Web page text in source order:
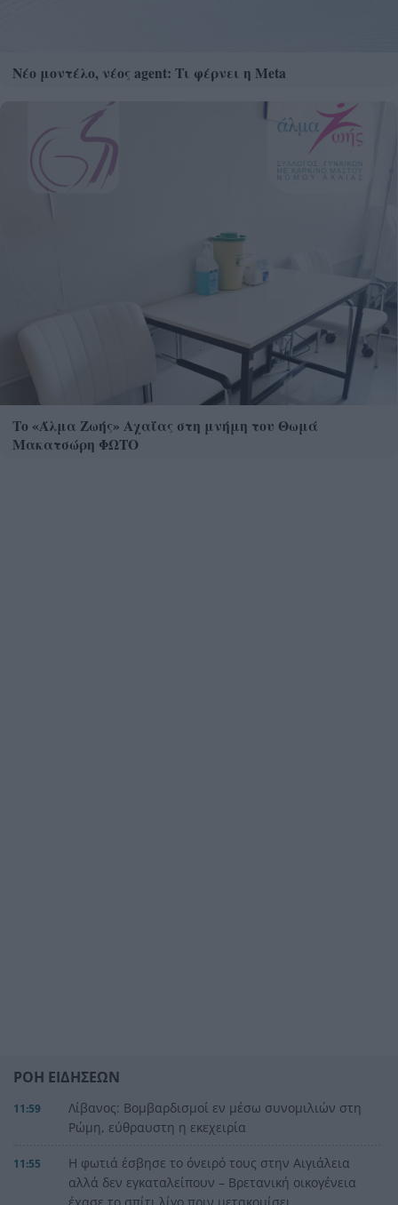
Νέο μοντέλο, νέος agent: Τι φέρνει η Meta
Το «Άλμα Ζωής» Αχαΐας στη μνήμη του Θωμά
Μακατσώρη ΦΩΤΟ
ΡΟΗ ΕΙΔΗΣΕΩΝ
11:59
Λίβανος: Βομβαρδισμοί εν μέσω συνομιλιών στη
Ρώμη, εύθραυστη η εκεχειρία
11:55
Η φωτιά έσβησε το όνειρό τους στην Αιγιάλεια
αλλά δεν εγκαταλείπουν – Βρετανική οικογένεια